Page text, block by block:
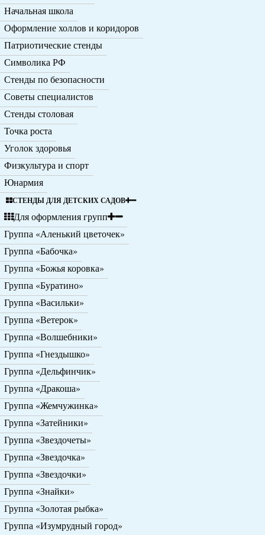
Начальная школа
Оформление холлов и коридоров
Патриотические стенды
Символика РФ
Стенды по безопасности
Советы специалистов
Стенды столовая
Точка роста
Уголок здоровья
Физкультура и спорт
Юнармия
СТЕНДЫ ДЛЯ ДЕТСКИХ САДОВ
Для оформления групп
Группа «Аленький цветочек»
Группа «Бабочка»
Группа «Божья коровка»
Группа «Буратино»
Группа «Васильки»
Группа «Ветерок»
Группа «Волшебники»
Группа «Гнездышко»
Группа «Дельфинчик»
Группа «Дракоша»
Группа «Жемчужинка»
Группа «Затейники»
Группа «Звездочеты»
Группа «Звездочка»
Группа «Звездочки»
Группа «Знайки»
Группа «Золотая рыбка»
Группа «Изумрудный город»